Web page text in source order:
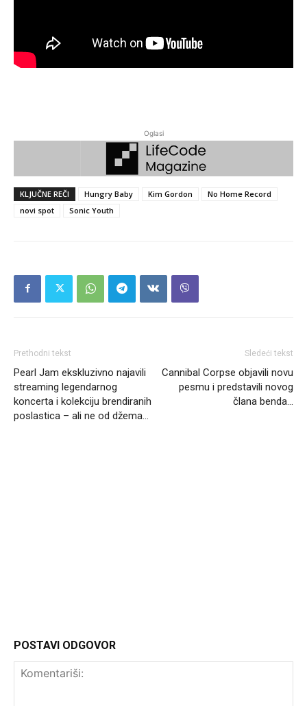
Oglasi
KLJUČNE REČI Hungry Baby Kim Gordon
No Home Record
novi spot
Sonic Youth
Prethodni tekst
Pearl Jam ekskluzivno najavili
streaming legendarnog
koncerta i kolekciju brendiranih
poslastica – ali ne od džema…
Sledeći tekst
Cannibal Corpse objavili novu
pesmu i predstavili novog
člana benda…
POSTAVI ODGOVOR